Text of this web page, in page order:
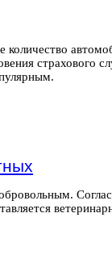
количество
страхового